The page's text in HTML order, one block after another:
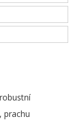
prachu